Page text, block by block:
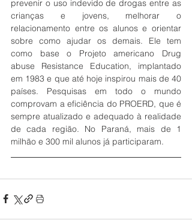
prevenir o uso indevido de drogas entre as
crianças e jovens, melhorar o
relacionamento entre os alunos e orientar
sobre como ajudar os demais. Ele tem
como base o Projeto americano Drug
abuse Resistance Education, implantado
em 1983 e que até hoje inspirou mais de 40
países. Pesquisas em todo o mundo
comprovam a eficiência do PROERD, que é
sempre atualizado e adequado à realidade
de cada região. No Paraná, mais de 1
milhão e 300 mil alunos já participaram.